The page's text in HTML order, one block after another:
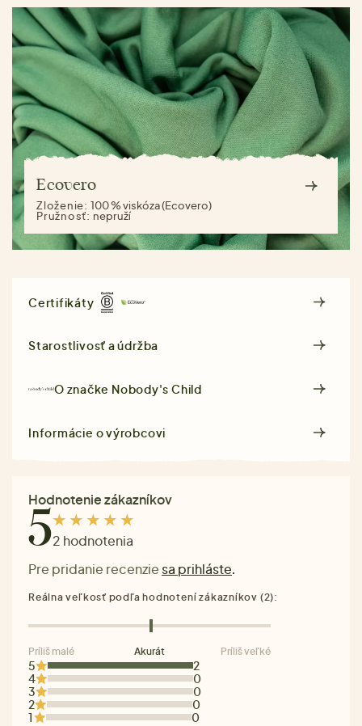
Ecovero
Zloženie: 100 % viskóza (Ecovero)
Pružnosť: nepruží
Certifikáty
Starostlivosť a údržba
O značke Nobody's Child
Informácie o výrobcovi
Hodnotenie zákazníkov
52 hodnotenia
Pre pridanie recenzie sa prihláste.
5
2
4
0
3
0
2
0
1
0
Reálna veľkosť podľa hodnotení zákazníkov (2):
Príliš malé Akurát Príliš veľké